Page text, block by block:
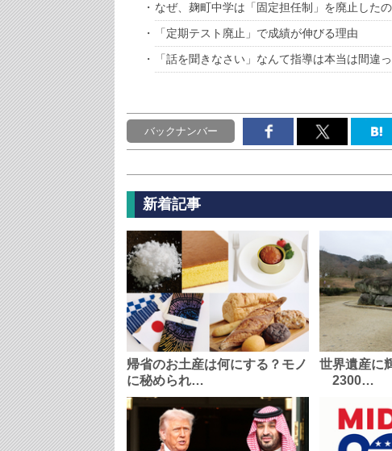
なぜ、麹町中学は「固定担任制」を廃止した
「定期テスト廃止」で成績が伸びる理由
「話を聞きなさい」なんて指導は本当は間違
バックナンバー
新着記事
帰省のお土産は何にする？モノ
に秘められ…
世界遺産に
2300…